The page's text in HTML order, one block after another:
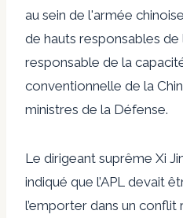
au sein de l'armée
de hauts responsables de
responsable de la
conventionnelle de la
ministres de la Défense.
Le dirigeant suprême Xi
indiqué que l’APL devait
l’emporter dans un